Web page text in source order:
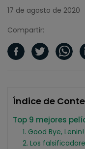
17 de agosto de 2020
Compartir:
Índice de
Top 9 mejores
1. Good Bye,
2. Los